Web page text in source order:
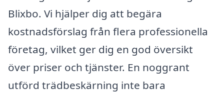
Blixbo. Vi hjälper dig att begära
kostnadsförslag från flera professionella
företag, vilket ger dig en god översikt
över priser och tjänster. En noggrant
utförd trädbeskärning inte bara